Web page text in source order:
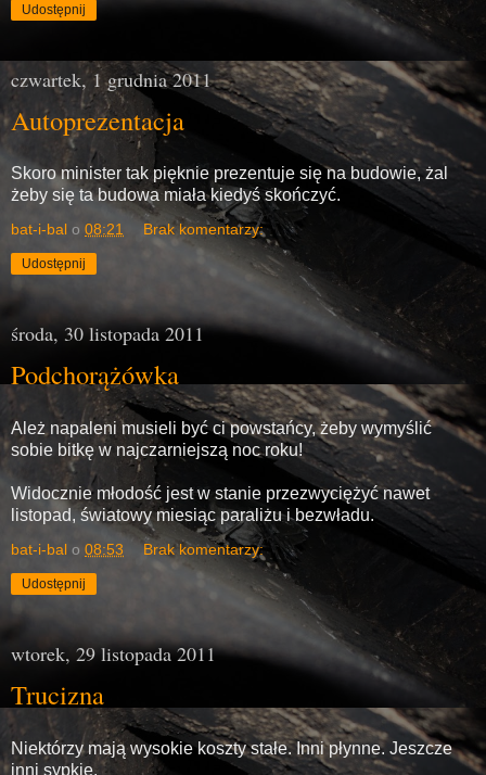
Udostępnij
czwartek, 1 grudnia 2011
Autoprezentacja
Skoro minister tak pięknie prezentuje się na budowie, żal
żeby się ta budowa miała kiedyś skończyć.
bat-i-bal o 08:21 Brak komentarzy:
Udostępnij
środa, 30 listopada 2011
Podchorążówka
Ależ napaleni musieli być ci powstańcy, żeby wymyślić
sobie bitkę w najczarniejszą noc roku!
Widocznie młodość jest w stanie przezwyciężyć nawet
listopad, światowy miesiąc paraliżu i bezwładu.
bat-i-bal o 08:53 Brak komentarzy:
Udostępnij
wtorek, 29 listopada 2011
Trucizna
Niektórzy mają wysokie koszty stałe. Inni płynne. Jeszcze
inni sypkie.